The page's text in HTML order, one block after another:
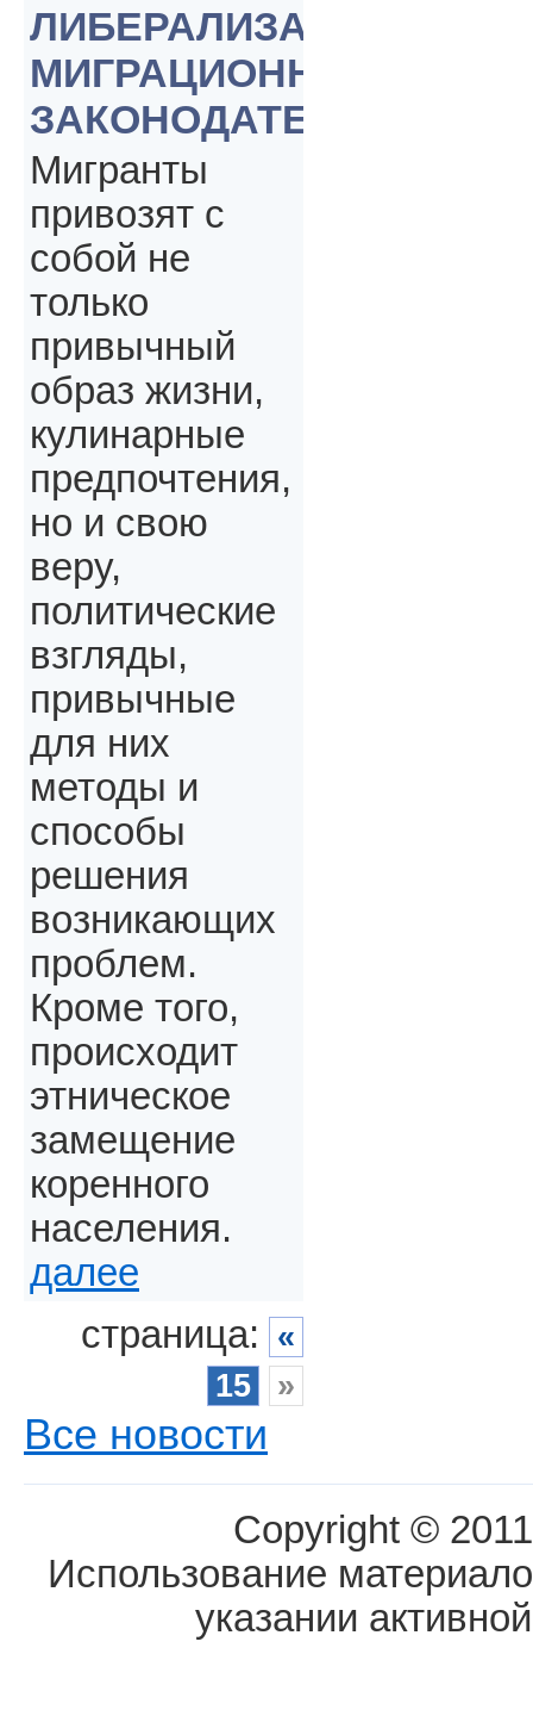
ЛИБЕРАЛИЗАЦИИ
МИГРАЦИОННОГО
ЗАКОНОДАТЕЛЬСТВА
Мигранты
привозят с
собой не
только
привычный
образ жизни,
кулинарные
предпочтения,
но и свою
веру,
политические
взгляды,
привычные
для них
методы и
способы
решения
возникающих
проблем.
Кроме того,
происходит
этническое
замещение
коренного
населения.
далее
страница: «
15
»
Все новости
Copyright ©
Использование
указании